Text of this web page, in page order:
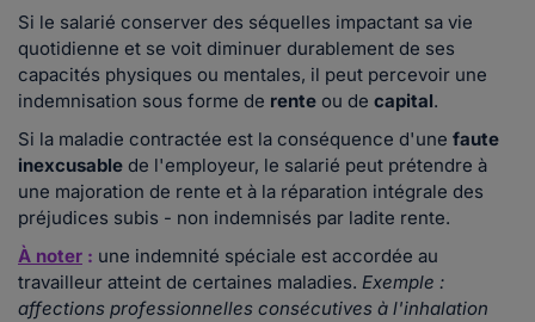
Si le salarié conserver des séquelles impactant sa vie
quotidienne et se voit diminuer durablement de ses
capacités physiques ou mentales, il peut percevoir une
indemnisation sous forme de rente ou de capital.
Si la maladie contractée est la conséquence d'une faute
inexcusable de l'employeur, le salarié peut prétendre à
une majoration de rente et à la réparation intégrale des
préjudices subis - non indemnisés par ladite rente.
À noter : une indemnité spéciale est accordée au
travailleur atteint de certaines maladies. Exemple :
affections professionnelles consécutives à l'inhalation